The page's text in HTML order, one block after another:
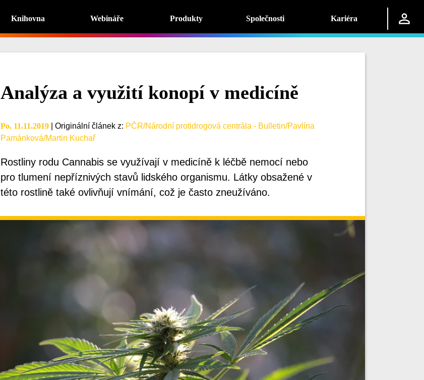
Knihovna Webináře Produkty Společnosti Kariéra
Analýza a využití konopí v medicíně
Po, 11.11.2019 Originální článek z: PČR/Národní protidrogová centrála - Bulletin/Pavlína
Pamánková/Martin Kuchař
Rostliny rodu Cannabis se využívají v medicíně k léčbě nemocí nebo
pro tlumení nepříznivých stavů lidského organismu. Látky obsažené v
této rostlině také ovlivňují vnímání, což je často zneužíváno.